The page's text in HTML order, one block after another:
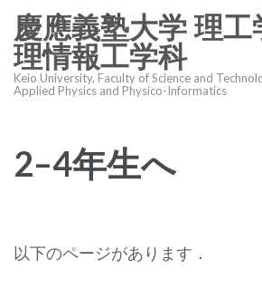
ン
テ
ン
(Enter
慶應義塾大学 理工
理情報工学科
Keio University, Faculty of Science and
Applied Physics and Physico-Informatics
2–4年生へ
以下のページがあります．